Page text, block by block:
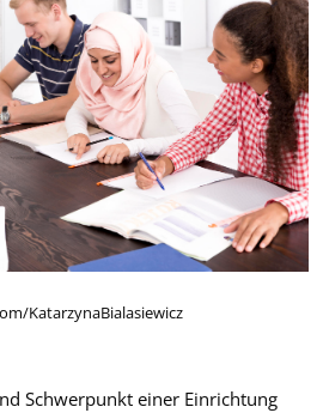
KatarzynaBialasiewicz
Schwerpunkt einer Einrichtung